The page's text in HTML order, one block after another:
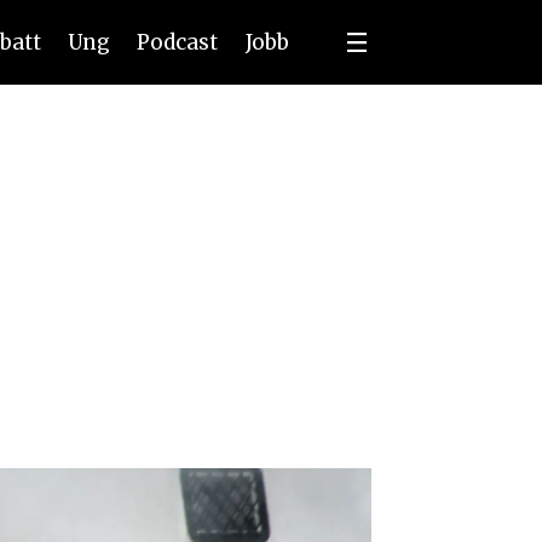
Ung Podcast Jobb